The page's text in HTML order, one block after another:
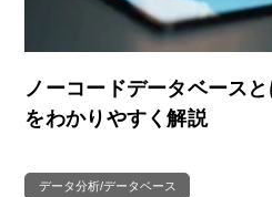
ノーコードデータベース
をわかりやすく解説
データ分析/データベース